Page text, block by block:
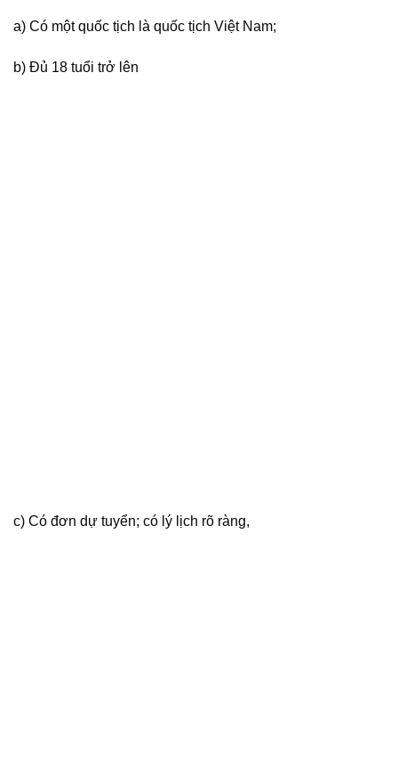
a) Có một quốc tịch là quốc tịch Việt Nam;
b) Đủ 18 tuổi trở lên
c) Có đơn dự tuyển; có lý lịch rõ ràng,